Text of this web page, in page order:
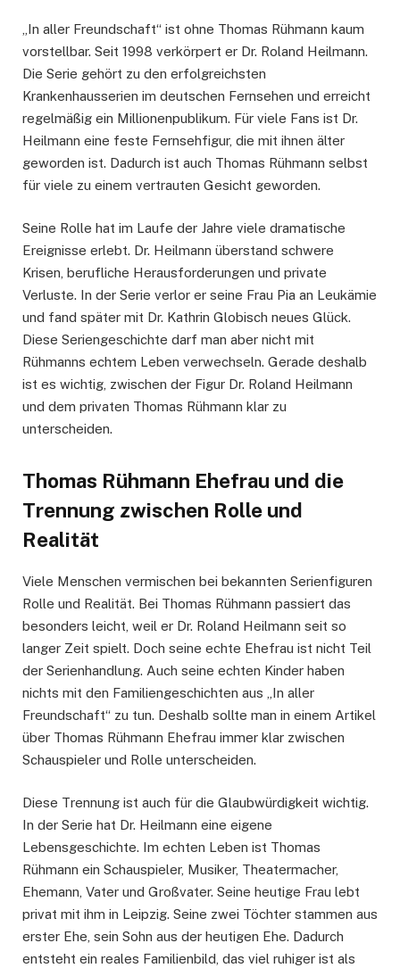
„In aller Freundschaft“ ist ohne Thomas Rühmann kaum
vorstellbar. Seit 1998 verkörpert er Dr. Roland Heilmann.
Die Serie gehört zu den erfolgreichsten
Krankenhausserien im deutschen Fernsehen und erreicht
regelmäßig ein Millionenpublikum. Für viele Fans ist Dr.
Heilmann eine feste Fernsehfigur, die mit ihnen älter
geworden ist. Dadurch ist auch Thomas Rühmann selbst
für viele zu einem vertrauten Gesicht geworden.
Seine Rolle hat im Laufe der Jahre viele dramatische
Ereignisse erlebt. Dr. Heilmann überstand schwere
Krisen, berufliche Herausforderungen und private
Verluste. In der Serie verlor er seine Frau Pia an Leukämie
und fand später mit Dr. Kathrin Globisch neues Glück.
Diese Seriengeschichte darf man aber nicht mit
Rühmanns echtem Leben verwechseln. Gerade deshalb
ist es wichtig, zwischen der Figur Dr. Roland Heilmann
und dem privaten Thomas Rühmann klar zu
unterscheiden.
Thomas Rühmann Ehefrau und die
Trennung zwischen Rolle und
Realität
Viele Menschen vermischen bei bekannten Serienfiguren
Rolle und Realität. Bei Thomas Rühmann passiert das
besonders leicht, weil er Dr. Roland Heilmann seit so
langer Zeit spielt. Doch seine echte Ehefrau ist nicht Teil
der Serienhandlung. Auch seine echten Kinder haben
nichts mit den Familiengeschichten aus „In aller
Freundschaft“ zu tun. Deshalb sollte man in einem Artikel
über Thomas Rühmann Ehefrau immer klar zwischen
Schauspieler und Rolle unterscheiden.
Diese Trennung ist auch für die Glaubwürdigkeit wichtig.
In der Serie hat Dr. Heilmann eine eigene
Lebensgeschichte. Im echten Leben ist Thomas
Rühmann ein Schauspieler, Musiker, Theatermacher,
Ehemann, Vater und Großvater. Seine heutige Frau lebt
privat mit ihm in Leipzig. Seine zwei Töchter stammen aus
erster Ehe, sein Sohn aus der heutigen Ehe. Dadurch
entsteht ein reales Familienbild, das viel ruhiger ist als